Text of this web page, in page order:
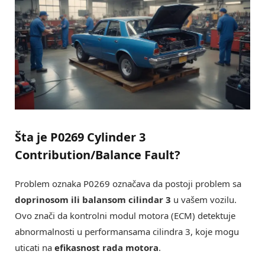
Šta je P0269 Cylinder 3
Contribution/Balance Fault?
Problem oznaka P0269 označava da postoji problem sa
doprinosom ili balansom cilindar 3 u vašem vozilu.
Ovo znači da kontrolni modul motora (ECM) detektuje
abnormalnosti u performansama cilindra 3, koje mogu
uticati na efikasnost rada motora.